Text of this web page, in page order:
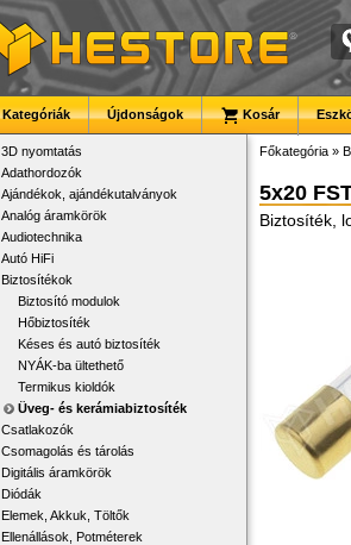
Kategóriák Újdonságok Kosár
3D nyomtatás
Adathordozók
Ajándékok, ajándékutalványok
Analóg áramkörök
Audiotechnika
Autó HiFi
Biztosítékok
Biztosító modulok
Hőbiztosíték
Késes és autó biztosíték
NYÁK-ba ültethető
Termikus kioldók
Üveg- és kerámiabiztosíték
Csatlakozók
Csomagolás és tárolás
Digitális áramkörök
Diódák
Elemek, Akkuk, Töltők
Ellenállások, Potméterek
Főkategória »
5x20
Biztosíték,